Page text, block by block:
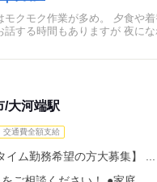
が多め。 夕食や着替えのお手伝い
話する時間もありますが 夜に
/大河端駅
交通費全額支給
イム勤務希望の方大募集】 ...